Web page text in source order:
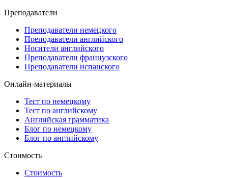
Преподаватели
Преподаватели немецкого
Преподаватели английского
Носители английского
Преподаватели французского
Преподаватели испанского
Онлайн-материалы
Тест по немецкому
Тест по английскому
Английская грамматика
Блог по немецкому
Блог по английскому
Стоимость
Стоимость